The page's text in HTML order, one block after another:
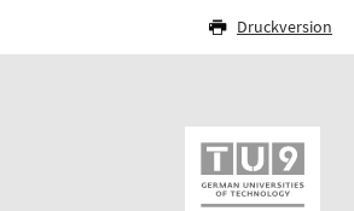
Druckversion